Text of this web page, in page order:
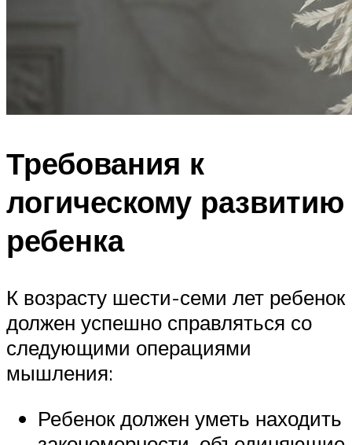
Требования к
логическому развитию
ребенка
К возрасту шести-семи лет ребенок
должен успешно справляться со
следующими операциями
мышления:
Ребенок должен уметь находить